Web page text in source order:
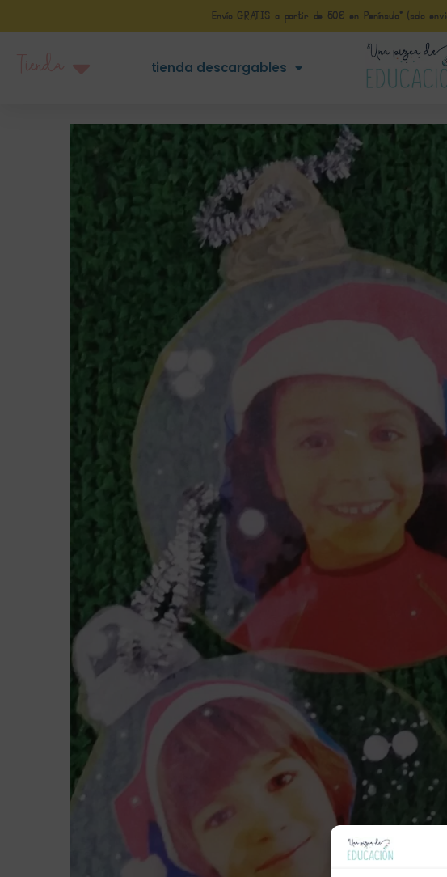
Envío GRATIS a partir de 50€ en Península* (solo
tienda descargables